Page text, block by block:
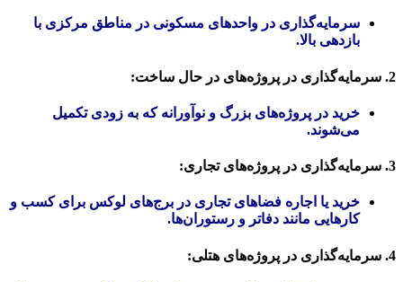
سرمایه‌گذاری در واحدهای مسکونی در مناطق مرکزی با
بازدهی بالا.
2. سرمایه‌گذاری در پروژه‌های در حال ساخت:
خرید در پروژه‌های بزرگ و نوآورانه که به زودی تکمیل
می‌شوند.
3. سرمایه‌گذاری در پروژه‌های تجاری:
خرید یا اجاره فضاهای تجاری در برج‌های لوکس برای کسب و
کارهایی مانند دفاتر و رستوران‌ها.
4. سرمایه‌گذاری در پروژه‌های هتلی: